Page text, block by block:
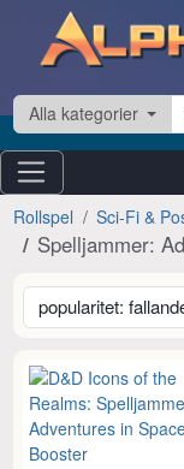
Hoppa till innehåll
Alla kategorier
Rollspel Sci-Fi &
Spelljammer: